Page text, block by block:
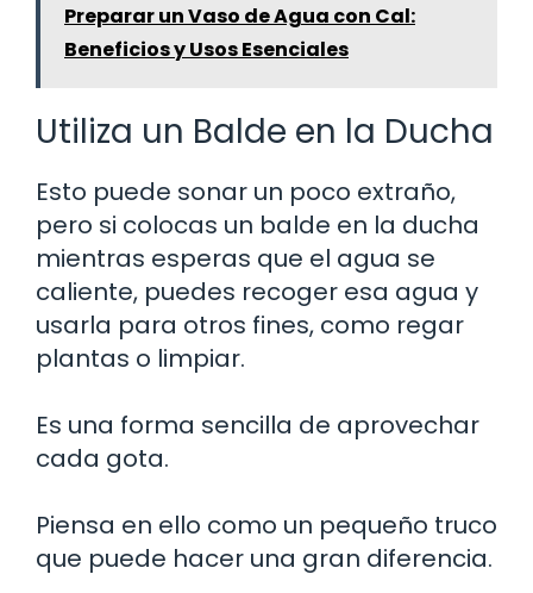
Preparar un Vaso de Agua con Cal:
Beneficios y Usos Esenciales
Utiliza un Balde en la Ducha
Esto puede sonar un poco extraño,
pero si colocas un balde en la ducha
mientras esperas que el agua se
caliente, puedes recoger esa agua y
usarla para otros fines, como regar
plantas o limpiar.
Es una forma sencilla de aprovechar
cada gota.
Piensa en ello como un pequeño truco
que puede hacer una gran diferencia.